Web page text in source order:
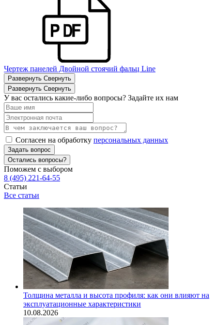
Чертеж панелей Двойной стоячий фальц Line
Развернуть Свернуть
Развернуть Свернуть
У вас остались какие-либо вопросы? Задайте их нам
Согласен на обработку персональных данных
Задать вопрос
Остались вопросы?
Поможем с выбором
8 (495) 221-64-55
Статьи
Все статьи
Толщина металла и высота профиля: как они влияют на
эксплуатационные характеристики
10.08.2026